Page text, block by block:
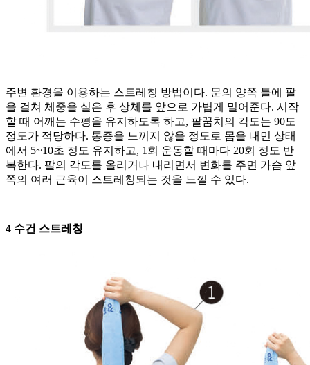
주변 환경을 이용하는 스트레칭 방법이다. 문의 양쪽 틀에 팔
을 걸쳐 체중을 실은 후 상체를 앞으로 가볍게 밀어준다. 시작
할 때 어깨는 수평을 유지하도록 하고, 팔꿈치의 각도는 90도
정도가 적당하다. 통증을 느끼지 않을 정도로 몸을 내민 상태
에서 5~10초 정도 유지하고, 1회 운동할 때마다 20회 정도 반
복한다. 팔의 각도를 올리거나 내리면서 변화를 주면 가슴 앞
쪽의 여러 근육이 스트레칭되는 것을 느낄 수 있다.
4 수건 스트레칭